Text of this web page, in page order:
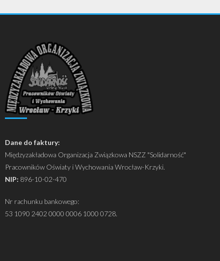
Dane do faktury:
Międzyzakładowa Organizacja Związkowa NSZZ "Solidarność"
Pracowników Oświaty i Wychowania Wrocław-Krzyki.
NIP: 896-10-02-470
Nr rachunku bankowego:
53 1090 2402 0000 0006 1000 0728.